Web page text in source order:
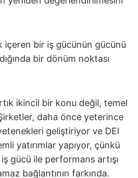
içeren bir iş gücünün gücünü
bir dönüm noktası
ikincil bir konu değil, temel
daha önce yeterince
geliştiriyor ve DEI
yatırımlar yapıyor, çünkü
gücü ile performans artışı
bağlantının farkında.